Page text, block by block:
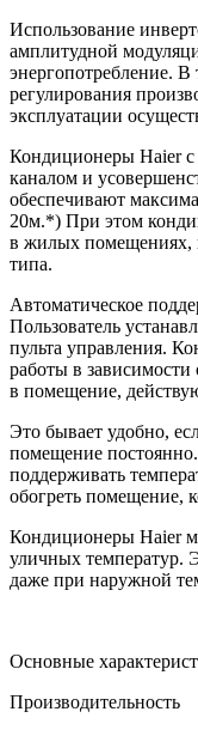
Использование
амплитудной
энергопотребление. В
регулирования
эксплуатации
Кондиционеры Haier
каналом и
обеспечивают
20м.*) При этом
в жилых помещениях,
типа.
Автоматическое
Пользователь
пульта управления.
работы в
в помещение,
Это бывает удобно,
помещение
поддерживать
обогреть помещение,
Кондиционеры Haier
уличных температур.
даже при наружной
Основные
Производительность